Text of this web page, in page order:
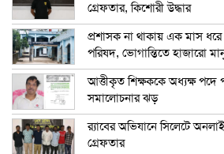
গ্রেফতার, কিশোরী উদ্ধার
প্রশাসক না থাকায় এক মাস
পরিষদ, ভোগান্তিতে হাজারো
আত্তীকৃত শিক্ষককে অধ্যক্ষ পদে
সমালোচনার ঝড়
র‍্যাবের অভিযানে সিলেটে
গ্রেফতার